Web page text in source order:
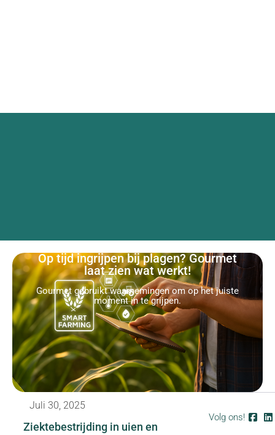
Op tijd ingrijpen bij plagen? Gourmet
laat zien wat werkt!
Gourmet gebruikt waarnemingen om op het juiste
moment in te grijpen.
Juli 30, 2025
Ziektebestrijding in uien en
Volg ons!